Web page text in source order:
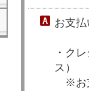
お支
・ク
ス）
※お